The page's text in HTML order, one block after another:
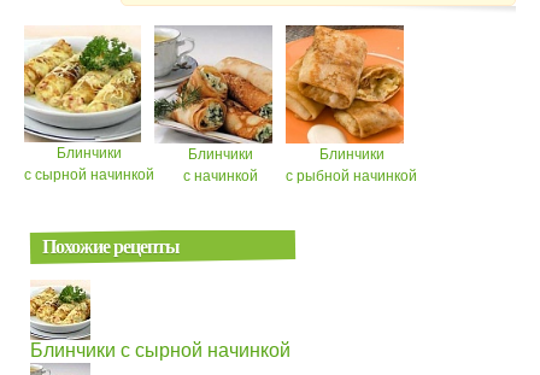
Блинчики
с сырной начинкой
Блинчики
с начинкой
Блинчики
с рыбной начинкой
Похожие рецепты
Блинчики с сырной начинкой